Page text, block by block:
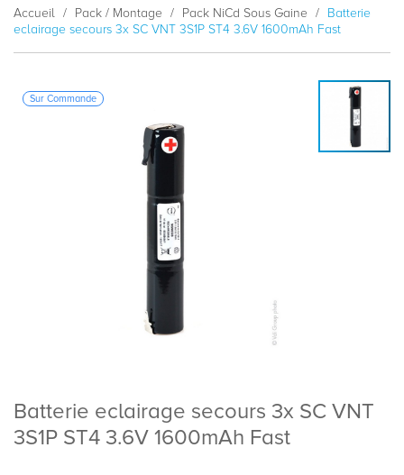
Accueil Pack / Montage Pack NiCd Sous Gaine
Batterie
eclairage secours 3x SC VNT 3S1P ST4 3.6V 1600mAh Fast
Sur Commande
Batterie eclairage secours 3x SC VNT
3S1P ST4 3.6V 1600mAh Fast